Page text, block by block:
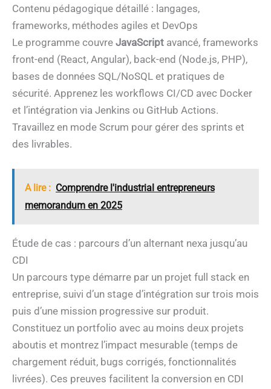
Contenu pédagogique détaillé : langages,
frameworks, méthodes agiles et DevOps
Le programme couvre JavaScript avancé, frameworks
front-end (React, Angular), back-end (Node.js, PHP),
bases de données SQL/NoSQL et pratiques de
sécurité. Apprenez les workflows CI/CD avec Docker
et l’intégration via Jenkins ou GitHub Actions.
Travaillez en mode Scrum pour gérer des sprints et
des livrables.
A lire : Comprendre l'industrial entrepreneurs
memorandum en 2025
Étude de cas : parcours d’un alternant nexa jusqu’au
CDI
Un parcours type démarre par un projet full stack en
entreprise, suivi d’un stage d’intégration sur trois mois
puis d’une mission progressive sur produit.
Constituez un portfolio avec au moins deux projets
aboutis et montrez l’impact mesurable (temps de
chargement réduit, bugs corrigés, fonctionnalités
livrées). Ces preuves facilitent la conversion en CDI